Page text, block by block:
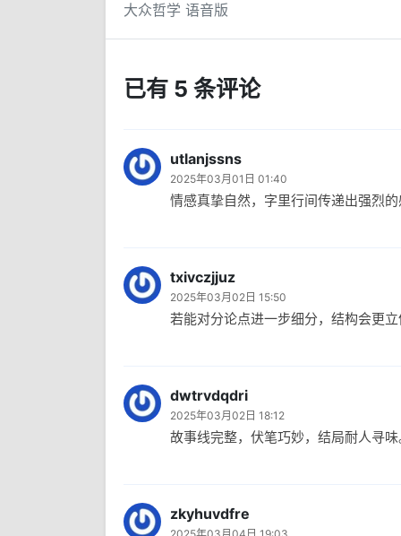
大众哲学 语音版
已有 5 条评论
utlanjssns
2025年03月01日 01:40
情感真挚自然，字里行间传递出强烈
txivczjjuz
2025年03月02日 15:50
若能对分论点进一步细分，结构会更
dwtrvdqdri
2025年03月02日 18:12
故事线完整，伏笔巧妙，结局耐人寻
zkyhuvdfre